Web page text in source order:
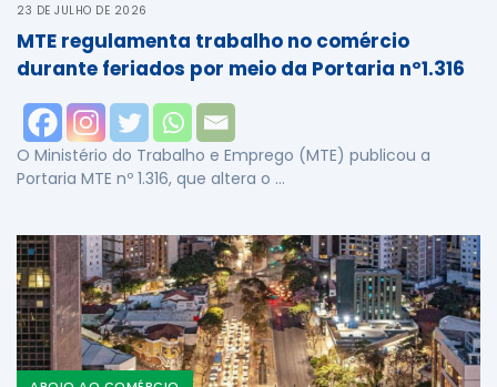
23 DE JULHO DE 2026
MTE regulamenta trabalho no comércio
durante feriados por meio da Portaria nº1.316
O Ministério do Trabalho e Emprego (MTE) publicou a
Portaria MTE nº 1.316, que altera o …